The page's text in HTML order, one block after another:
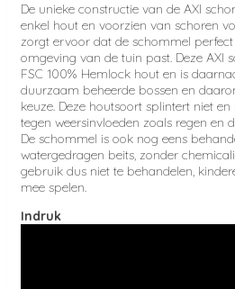
De unieke constructie van de AXI
enkel hout en voorzien van schoren
zorgt ervoor dat de schommel
omgeving van de tuin past. Deze AXI
FSC 100% Hemlock hout en is
duurzaam beheerde bossen en
keuze. Deze houtsoort splintert niet
tegen weersinvloeden zoals regen en
De schommel is ook nog eens
watergedragen beits, zonder
gebruik dus niet te behandelen,
mee spelen.
Indruk